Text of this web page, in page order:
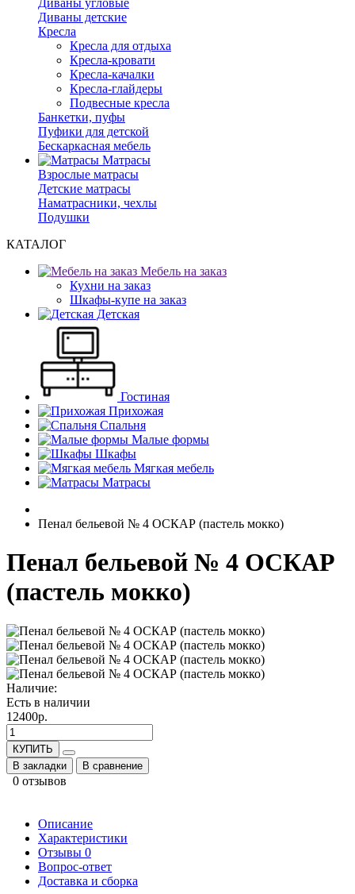
Диваны угловые
Диваны детские
Кресла
Кресла для отдыха
Кресла-кровати
Кресла-качалки
Кресла-глайдеры
Подвесные кресла
Банкетки, пуфы
Пуфики для детской
Бескаркасная мебель
Матрасы
Взрослые матрасы
Детские матрасы
Наматрасники, чехлы
Подушки
КАТАЛОГ
Мебель на заказ
Кухни на заказ
Шкафы-купе на заказ
Детская
Гостиная
Прихожая
Спальня
Малые формы
Шкафы
Мягкая мебель
Матрасы
Пенал бельевой № 4 ОСКАР (пастель мокко)
Пенал бельевой № 4 ОСКАР
(пастель мокко)
Наличие:
Есть в наличии
12400р.
КУПИТЬ
В закладки
В сравнение
0 отзывов
Описание
Характеристики
Отзывы 0
Вопрос-ответ
Доставка и сборка